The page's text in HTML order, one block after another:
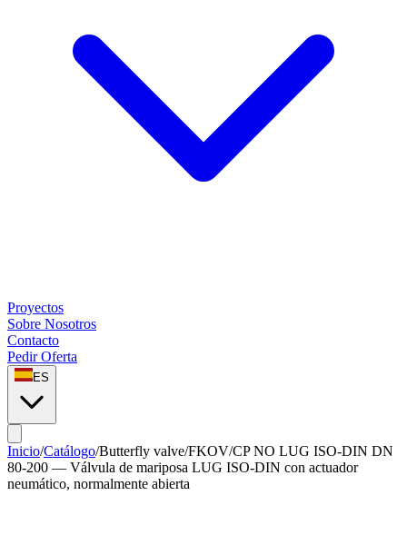
Proyectos
Sobre Nosotros
Contacto
Pedir Oferta
ES
Inicio/Catálogo/Butterfly valve/FKOV/CP NO LUG ISO-DIN DN
80-200 — Válvula de mariposa LUG ISO-DIN con actuador
neumático, normalmente abierta